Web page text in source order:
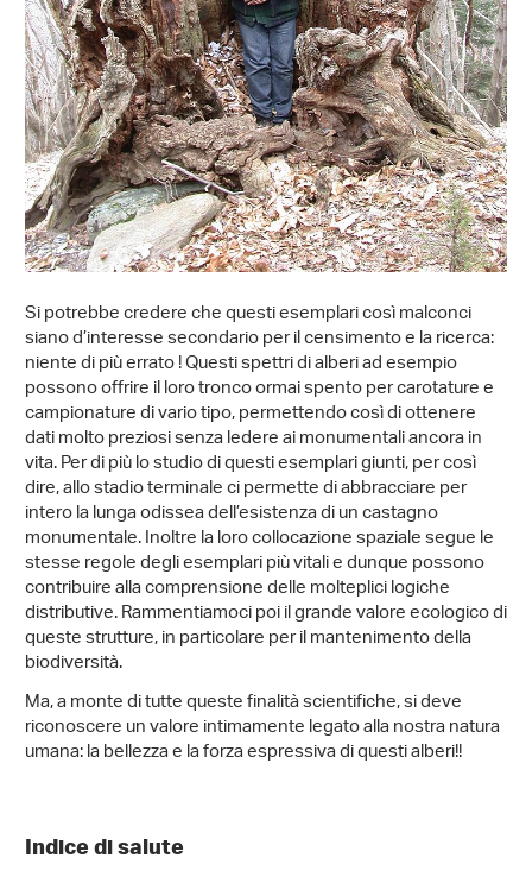
Si potrebbe credere che questi esemplari così malconci
siano d’interesse secondario per il censimento e la ricerca:
niente di più errato ! Questi spettri di alberi ad esempio
possono offrire il loro tronco ormai spento per carotature e
campionature di vario tipo, permettendo così di ottenere
dati molto preziosi senza ledere ai monumentali ancora in
vita. Per di più lo studio di questi esemplari giunti, per così
dire, allo stadio terminale ci permette di abbracciare per
intero la lunga odissea dell’esistenza di un castagno
monumentale. Inoltre la loro collocazione spaziale segue le
stesse regole degli esemplari più vitali e dunque possono
contribuire alla comprensione delle molteplici logiche
distributive. Rammentiamoci poi il grande valore ecologico di
queste strutture, in particolare per il mantenimento della
biodiversità.
Ma, a monte di tutte queste finalità scientifiche, si deve
riconoscere un valore intimamente legato alla nostra natura
umana: la bellezza e la forza espressiva di questi alberi!!
Indice di salute